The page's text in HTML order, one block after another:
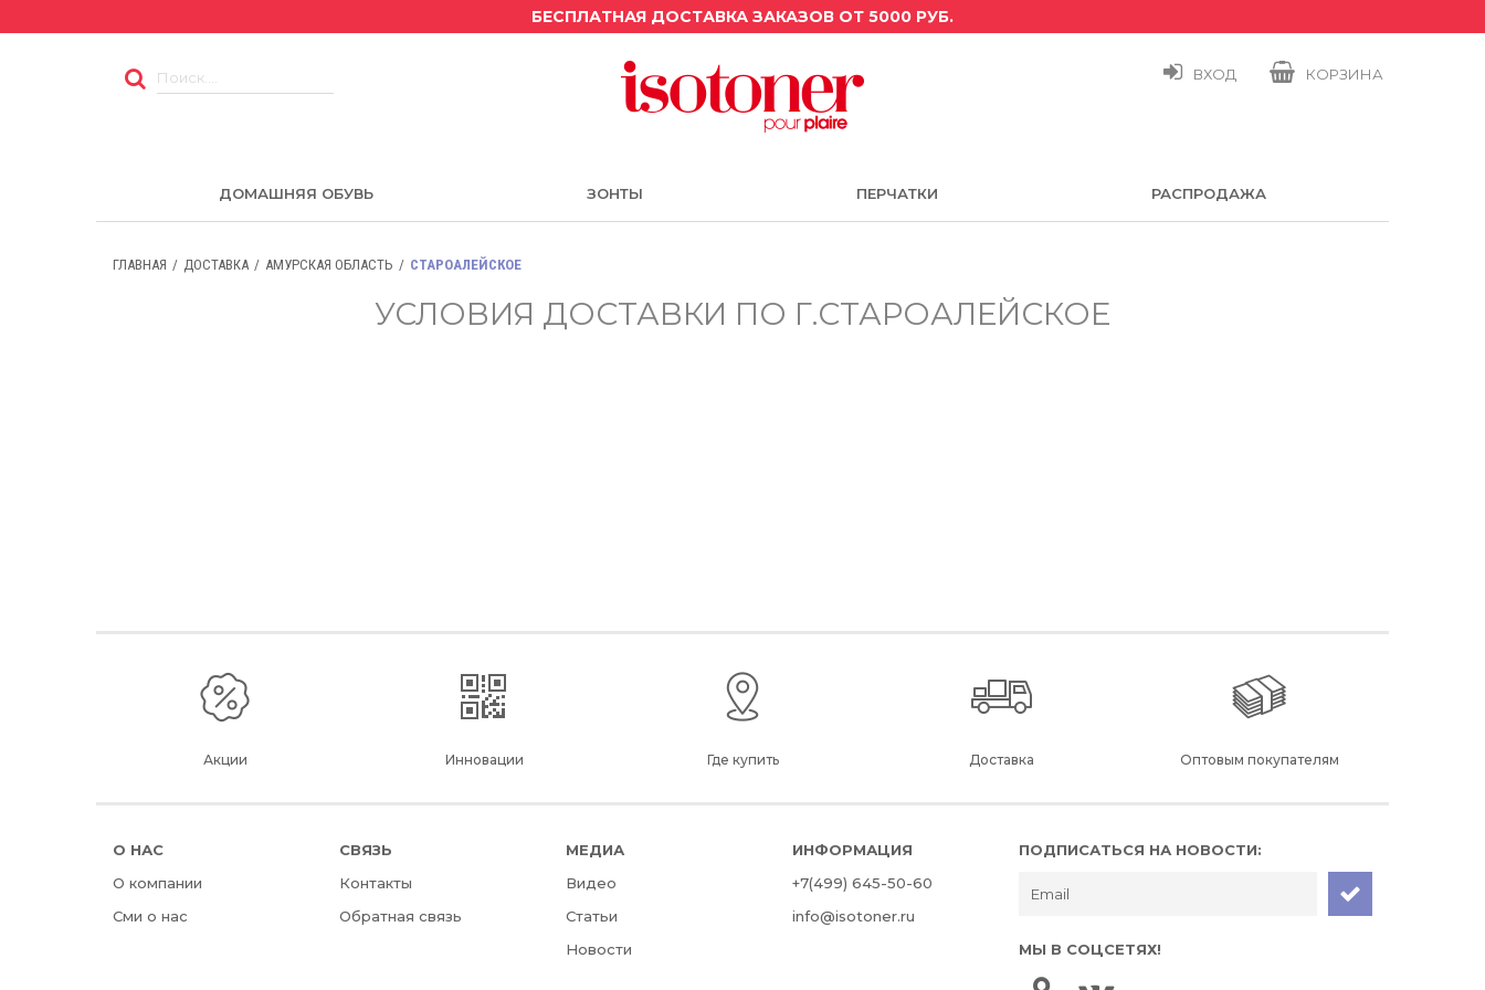
БЕСПЛАТНАЯ ДОСТАВКА ЗАКАЗОВ ОТ 5000 РУБ.
ВХОД КОРЗИНА
ДОМАШНЯЯ ОБУВЬ ЗОНТЫ ПЕРЧАТКИ РАСПРОДАЖА
ГЛАВНАЯ ДОСТАВКА АМУРСКАЯ ОБЛАСТЬ СТАРОАЛЕЙСКОЕ
УСЛОВИЯ ДОСТАВКИ ПО Г.СТАРОАЛЕЙСКОЕ
Акции Инновации Где купить Доставка Оптовым покупателям
О НАС
О компании
Сми о нас
СВЯЗЬ
Контакты
Обратная связь
МЕДИА
Видео
Статьи
Новости
ИНФОРМАЦИЯ
+7(499) 645-50-60
info@isotoner.ru
ПОДПИСАТЬСЯ НА НОВОСТИ:
МЫ В СОЦСЕТЯХ!